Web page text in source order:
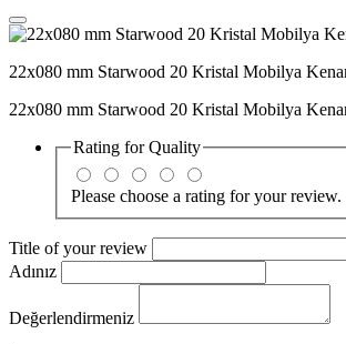
22x080 mm Starwood 20 Kristal Mobilya
22x080 mm Starwood 20 Kristal Mobilya
Rating forQuality
Please choose a rating for your review.
Title of your review
Adınız
Değerlendirmeniz